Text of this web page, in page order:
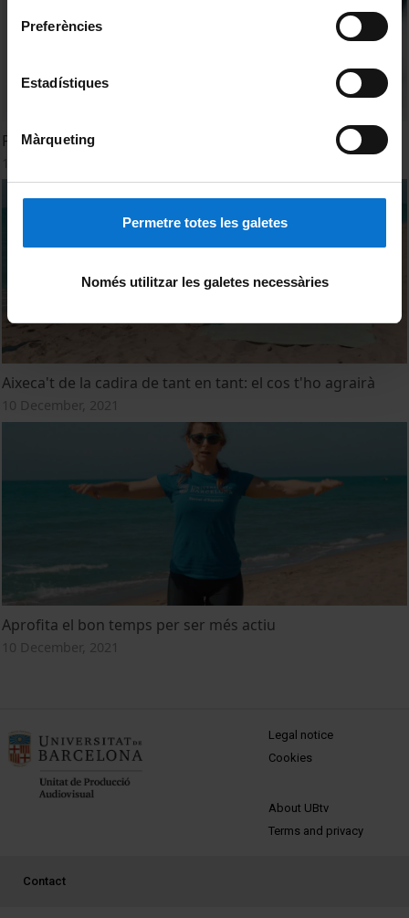
Preferències
Estadístiques
Màrqueting
Permetre totes les galetes
Només utilitzar les galetes necessàries
Pilates.2
Aixeca't de la cadira de tant en tant: el cos t'ho agrairà
10 December, 2021
Aprofita el bon temps per ser més actiu
10 December, 2021
MENÚ PEU 1
Legal notice
Cookies
PEU 2
About UBtv
Terms and privacy
PEU 3
Contact